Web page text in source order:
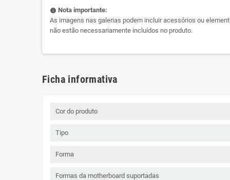
info Nota importante:
As imagens nas galerias podem incluir acessórios ou
não estão necessariamente incluídos no produto.
Ficha informativa
Cor do produto
Tipo
Forma
Formas da motherboard suportadas